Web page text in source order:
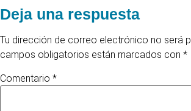
Deja una respuesta
Tu dirección de correo electrónico no será
campos obligatorios están marcados con *
Comentario *